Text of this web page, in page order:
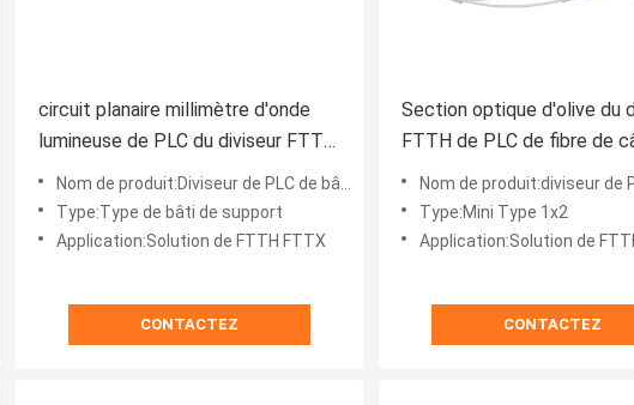
circuit planaire millimètre d'onde
lumineuse de PLC du diviseur FTTH
de PLC de bâti de support 1u
Nom de produit:Diviseur de PLC de bâti de support
Type:Type de bâti de support
Application:Solution de FTTH FTTX
CONTACTEZ
Section optique d'olive du
FTTH de PLC de fibre de
d'OM2 1x2
Nom de produit:diviseur de
Type:Mini Type 1x2
Application:Solution de
CONTACTEZ